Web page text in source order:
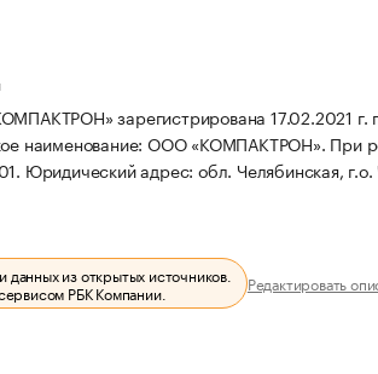
зарегистрирована 17.02.2021 г.
наименование: ООО «КОМПАКТРОН». При
Юридический адрес: обл. Челябинская,
из открытых источников.
РБК Компании. Редактировать